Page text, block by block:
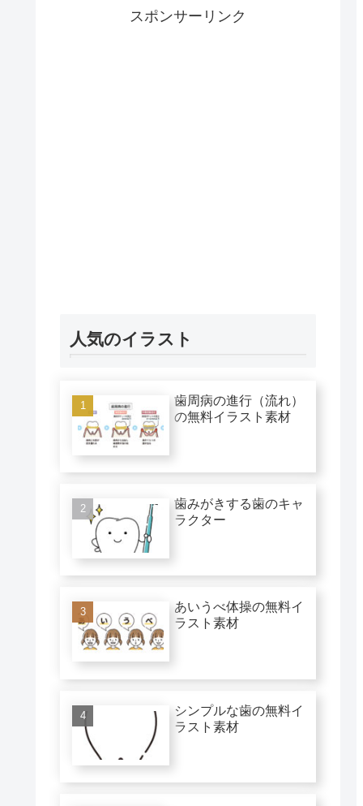
スポンサーリンク
人気のイラスト
歯周病の進行（流れ）
の無料イラスト素材
歯みがきする歯のキャ
ラクター
あいうべ体操の無料イ
ラスト素材
シンプルな歯の無料イ
ラスト素材